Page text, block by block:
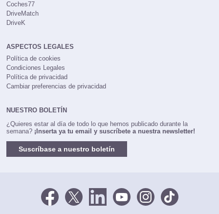
Coches77
DriveMatch
DriveK
ASPECTOS LEGALES
Política de cookies
Condiciones Legales
Política de privacidad
Cambiar preferencias de privacidad
NUESTRO BOLETÍN
¿Quieres estar al día de todo lo que hemos publicado durante la
semana? ¡Inserta ya tu email y suscríbete a nuestra newsletter!
Suscríbase a nuestro boletín